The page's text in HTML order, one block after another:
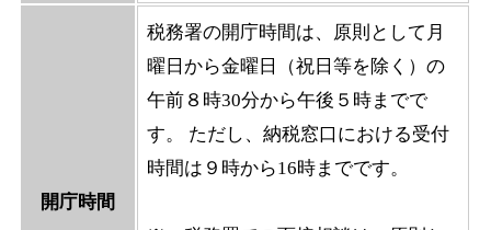
開庁時間
税務署の開庁時間は、原則として月
曜日から金曜日（祝日等を除く）の
午前８時30分から午後５時までで
す。 ただし、納税窓口における受付
時間は９時から16時までです。